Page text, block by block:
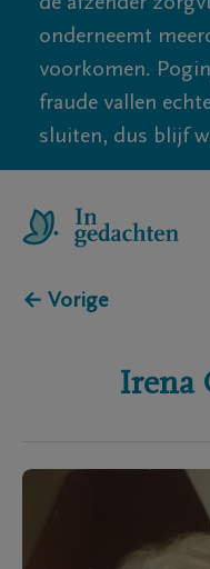
onderneemt
voorkomen.
fraude vallen
sluiten, dus blijf
← Vorige
Irena